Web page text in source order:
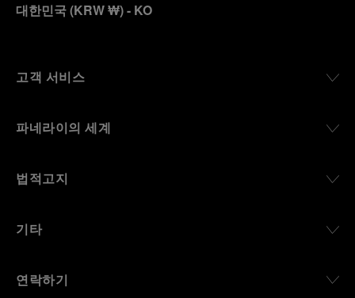
대한민국(KRW ₩)- KO
고객 서비스
파네라이의 세계
법적고지
기타
연락하기